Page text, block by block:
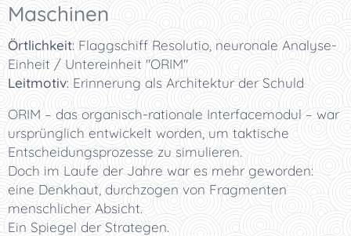
Maschinen
Örtlichkeit: Flaggschiff Resolutio, neuronale Analyse-
Einheit / Untereinheit "ORIM"
Leitmotiv: Erinnerung als Architektur der Schuld
ORIM – das organisch-rationale Interfacemodul – war
ursprünglich entwickelt worden, um taktische
Entscheidungsprozesse zu simulieren.
Doch im Laufe der Jahre war es mehr geworden:
eine Denkhaut, durchzogen von Fragmenten
menschlicher Absicht.
Ein Spiegel der Strategen.